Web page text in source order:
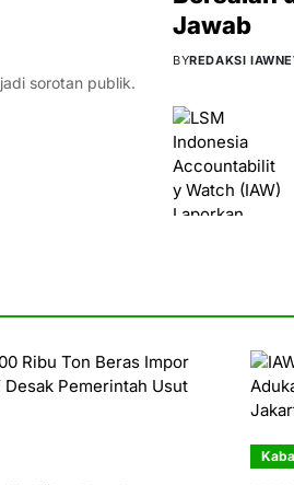
sorotan publik.
Jawab
BYREDAKSI